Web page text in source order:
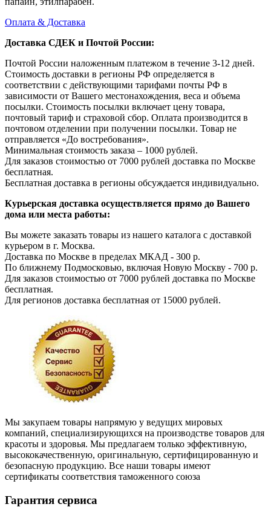
Оплата & Доставка
Доставка СДЕК и Почтой России:
Почтой России наложенным платежом в течение 3-12 дней.
Стоимость доставки в регионы РФ определяется в
соответствии с действующими тарифами почты РФ в
зависимости от Вашего местонахождения, веса и объема
посылки. Стоимость посылки включает цену товара,
почтовый тариф и страховой сбор. Оплата производится в
почтовом отделении при получении посылки. Товар не
отправляется «До востребования».
Минимальная стоимость заказа – 1000 рублей.
Для заказов стоимостью от 7000 рублей доставка по Москве
бесплатная.
Бесплатная доставка в регионы обсуждается индивидуально.
Курьерская доставка осуществляется прямо до Вашего
дома или места работы:
Вы можете заказать товары из нашего каталога с доставкой
курьером в г. Москва.
Доставка по Москве в пределах МКАД - 300 р.
По ближнему Подмосковью, включая Новую Москву - 700 р.
Для заказов стоимостью от 7000 рублей доставка по Москве
бесплатная.
Для регионов доставка бесплатная от 15000 рублей.
Мы закупаем товары напрямую у ведущих мировых
компаний, специализирующихся на производстве товаров для
красоты и здоровья. Мы предлагаем только эффективную,
высококачественную, оригинальную, сертифицированную и
безопасную продукцию. Все наши товары имеют
сертификаты соответствия таможенного союза
Гарантия сервиса